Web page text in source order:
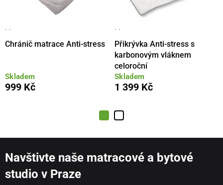
· ·
Chránič matrace Anti-stress
Skladem
999 Kč
· ·
Přikrývka Anti-stress s
karbonovým vláknem
celoroční
Skladem
1 399 Kč
Navštivte naše matracové a bytové
studio v Praze